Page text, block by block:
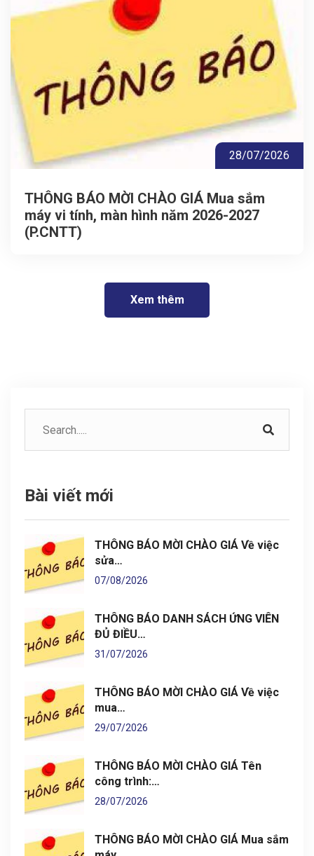
28/07/2026
THÔNG BÁO MỜI CHÀO GIÁ Mua sắm
máy vi tính, màn hình năm 2026-2027
(P.CNTT)
Xem thêm
Bài viết mới
THÔNG BÁO MỜI CHÀO GIÁ Về việc
sửa…
07/08/2026
THÔNG BÁO DANH SÁCH ỨNG VIÊN
ĐỦ ĐIỀU…
31/07/2026
THÔNG BÁO MỜI CHÀO GIÁ Về việc
mua…
29/07/2026
THÔNG BÁO MỜI CHÀO GIÁ Tên
công trình:…
28/07/2026
THÔNG BÁO MỜI CHÀO GIÁ Mua sắm